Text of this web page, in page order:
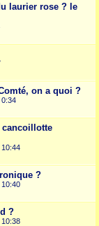
laurier rose ? le
on a quoi ?
0:34
cancoillotte
10:44
?
10:40
?
10:38